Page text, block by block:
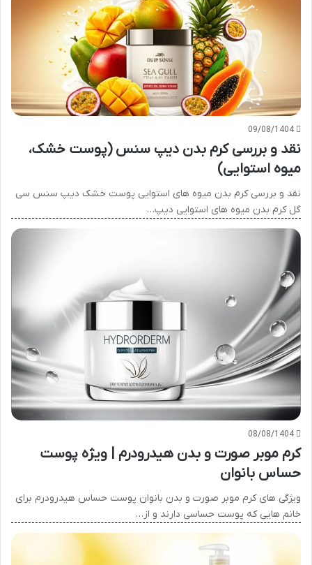
09/08/1404
نقد و بررسی کرم بدن دیپ سنس (پوست خشک،
میوه استوایی)
نقد و بررسی کرم بدن میوه های استوایی پوست خشک دیپ سنس سی
گل کرم بدن میوه های استوایی دیپ…
08/08/1404
کرم موبر صورت و بدن هیدرودرم | ویژه پوست
حساس بانوان
ویژگی های کرم موبر صورت و بدن بانوان پوست حساس هیدرودرم برای
خانم هایی که پوست حساسی دارند و از…